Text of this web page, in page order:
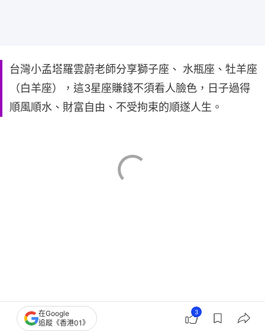
台灣小孟塔羅雲蔚老師分享獅子座、 水瓶座、牡羊座
（白羊座），這3星座賺錢不須看人臉色，日子過得
順風順水、財富自由、不受拘束的順遂人生。
在Google
追蹤《香港01》
3